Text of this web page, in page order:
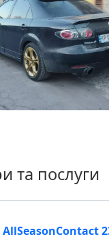
та послуги